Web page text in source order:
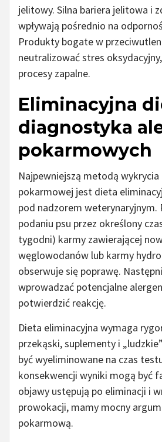
jelitowy. Silna bariera jelitowa i
wpływają pośrednio na
Produkty bogate w
neutralizować stres
procesy zapalne.
Eliminacyjna
diagnostyka
pokarmowych
Najpewniejszą metodą wykrycia
pokarmowej jest dieta
pod nadzorem weterynaryjnym.
podaniu psu przez określony
tygodni) karmy zawierającej
węglowodanów lub karmy
obserwuje się poprawę.
wprowadzać potencjalne
potwierdzić reakcję.
Dieta eliminacyjna wymaga
przekąski, suplementy i
być wyeliminowane na czas
konsekwencji wyniki mogą być
objawy ustępują po eliminacji i
prowokacji, mamy mocny
pokarmową.